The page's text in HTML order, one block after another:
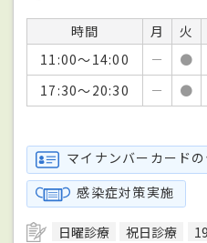
時間 月 火
11:00～14:00
－ ●
17:30～20:30
－ ●
マイナンバーカード
感染症対策実施
日曜診療 祝日診療